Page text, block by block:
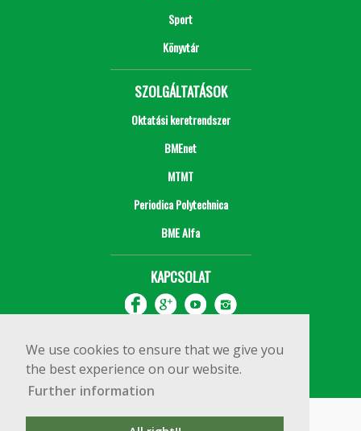
We use cookies to ensure that we give you
the best experience on our website.
Further information
Sport
Könyvtár
SZOLGÁLTATÁSOK
Oktatási keretrendszer
BMEnet
MTMT
Periodica Polytechnica
BME Alfa
KAPCSOLAT
Copyright © 2020 BME Építőmérnöki Kar